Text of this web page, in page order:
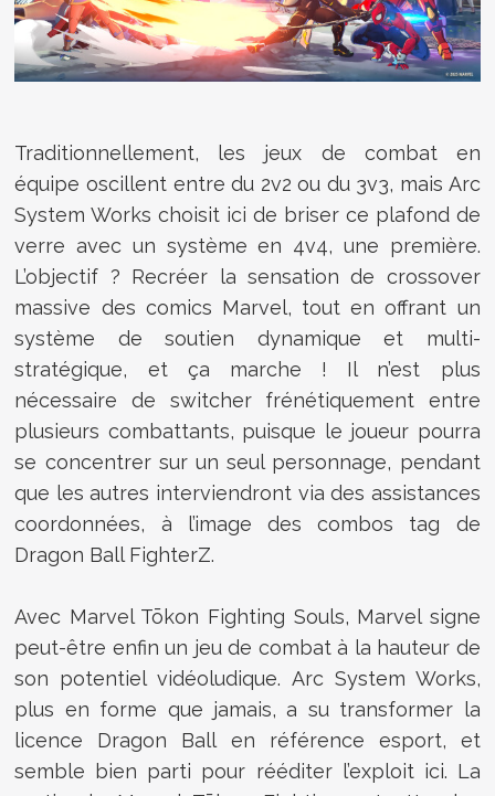
Traditionnellement, les jeux de combat en
équipe oscillent entre du 2v2 ou du 3v3, mais Arc
System Works choisit ici de briser ce plafond de
verre avec un système en 4v4, une première.
L’objectif ? Recréer la sensation de crossover
massive des comics Marvel, tout en offrant un
système de soutien dynamique et multi-
stratégique, et ça marche ! Il n’est plus
nécessaire de switcher frénétiquement entre
plusieurs combattants, puisque le joueur pourra
se concentrer sur un seul personnage, pendant
que les autres interviendront via des assistances
coordonnées, à l’image des combos tag de
Dragon Ball FighterZ.
Avec Marvel Tōkon Fighting Souls, Marvel signe
peut-être enfin un jeu de combat à la hauteur de
son potentiel vidéoludique. Arc System Works,
plus en forme que jamais, a su transformer la
licence Dragon Ball en référence esport, et
semble bien parti pour rééditer l’exploit ici. La